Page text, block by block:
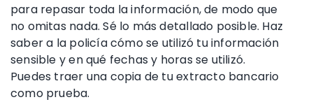
para repasar toda la información, de modo que
no omitas nada. Sé lo más detallado posible. Haz
saber a la policía cómo se utilizó tuinformación
sensible y en qué fechas y horas se utilizó.
Puedes traer una copia de tuextracto bancario
como prueba.